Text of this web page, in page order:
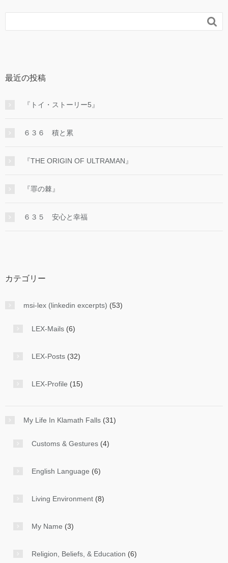

最近の投稿
『トイ・ストーリー5』
６３６ 積と累
『THE ORIGIN OF ULTRAMAN』
『罪の棘』
６３５ 安心と幸福
カテゴリー
msi-lex (linkedin excerpts) (53)
LEX-Mails (6)
LEX-Posts (32)
LEX-Profile (15)
My Life In Klamath Falls (31)
Customs & Gestures (4)
English Language (6)
Living Environment (8)
My Name (3)
Religion, Beliefs, & Education (6)